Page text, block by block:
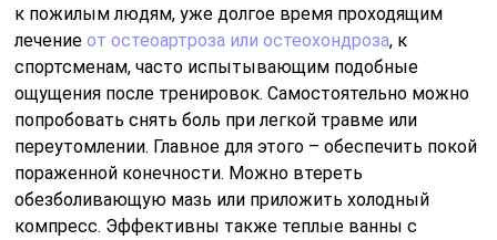
к пожилым людям, уже долгое время проходящим
лечениеот остеоартроза или остеохондроза, к
спортсменам, часто испытывающим подобные
ощущения после тренировок. Самостоятельно можно
попробовать снять боль при легкой травме или
переутомлении. Главное для этого – обеспечить покой
пораженной конечности. Можно втереть
обезболивающую мазь или приложить холодный
компресс. Эффективны также теплые ванны с